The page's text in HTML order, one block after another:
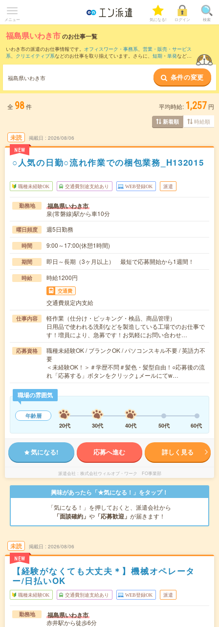
メニュー 気になる! ログイン 検索
福島県いわき市のお仕事一覧
いわき市の派遣のお仕事情報です。 オフィスワーク・事務系、 営業・販売・サービス
系、 クリエイティブ系などのお仕事を取り揃えています。さらに、 短期 ・ 単発などの
福島県いわき市 条件の変更
全 98件 平均時給: 1,257 円
新着順 時給順
未読
NEW
掲載日 2026/08/06
○人気の日勤○流れ作業での梱包業務_H132015
職種未経験OK 交通費別途支給あり WEB登録OK 派遣
勤務地 福島県いわき市
泉(常磐線)駅から車10分
曜日頻度 週5日勤務
時間 9:00～17:00(休憩1時間)
期間 即日～長期（3ヶ月以上） 最短で応募開始から1週間！
時給 時給1200円
交通費
交通費規定内支給
仕事内容
軽作業（仕分け・ピッキング・検品、商品管理）
日用品で使われる洗剤などを製造している工場でのお仕事で
す！増員により、急募です！お気軽にお問い合わせ…
応募資格
職種未経験OK / ブランクOK / パソコンスキル不要 / 英語力不
要
＜未経験OK！＞＃学歴不問＃髪色・髪型自由！○応募後の流
れ「応募する」ボタンをクリック↓メールにてw…
職場の雰囲気
年齢層
20代
30代 40代 50代 60代
気になる! 応募へ進む 詳しく見る
派遣会社 株式会社ウィルオブ・ワーク FO事業部
興味があったら「★気になる！」をタップ！
「気になる！」を押しておくと、派遣会社から
「面談確約」 や 「応募歓迎」 が届きます！
未読
NEW
掲載日 2026/08/06
【経験がなくても大丈夫＊】機械オペレータ
ー/日払いOK
職種未経験OK 交通費別途支給あり WEB登録OK 派遣
勤務地 福島県いわき市
赤井駅から徒歩6分